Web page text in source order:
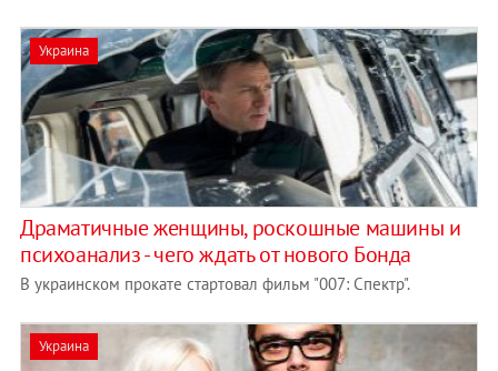
Украина
Драматичные женщины, роскошные машины и
психоанализ - чего ждать от нового Бонда
В украинском прокате стартовал фильм "007: Спектр".
Украина